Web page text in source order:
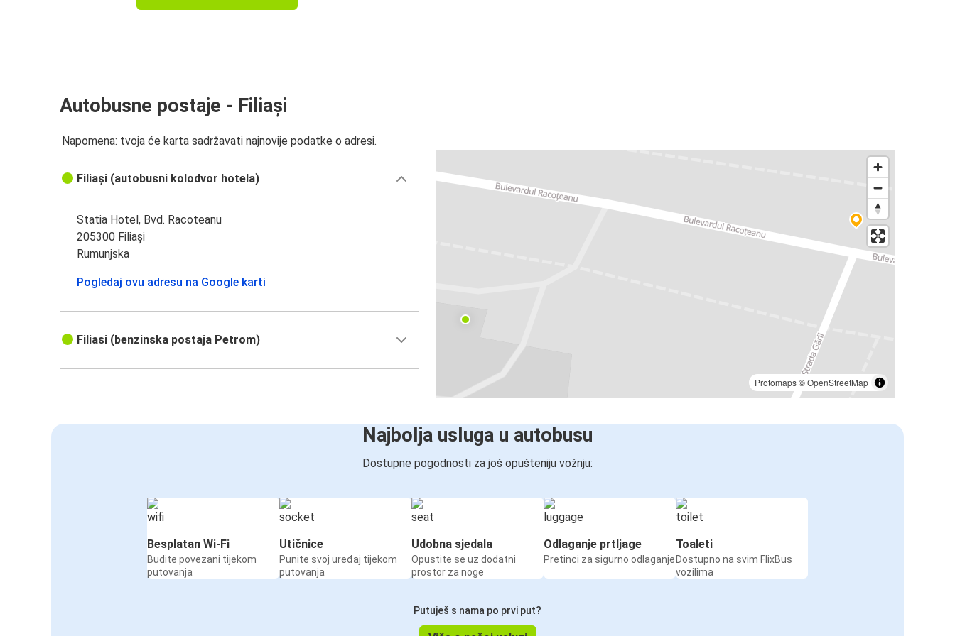
Autobusne postaje - Filiași
Napomena: tvoja će karta sadržavati najnovije podatke o adresi.
Protomaps©OpenStreetMap
Filiași (autobusni kolodvor hotela)
Statia Hotel, Bvd. Racoteanu
205300 Filiași
Rumunjska
Pogledaj ovu adresu na Google karti
Filiasi (benzinska postaja Petrom)
Najbolja usluga u autobusu
Dostupne pogodnosti za još opušteniju vožnju:
Besplatan Wi-Fi
Budite povezani tijekom
putovanja
Utičnice
Punite svoj uređaj tijekom
putovanja
Udobna sjedala
Opustite se uz dodatni
prostor za noge
Odlaganje prtljage
Pretinci za sigurno odlaganje
Toaleti
Dostupno na svim FlixBus
vozilima
Putuješ s nama po prvi put?